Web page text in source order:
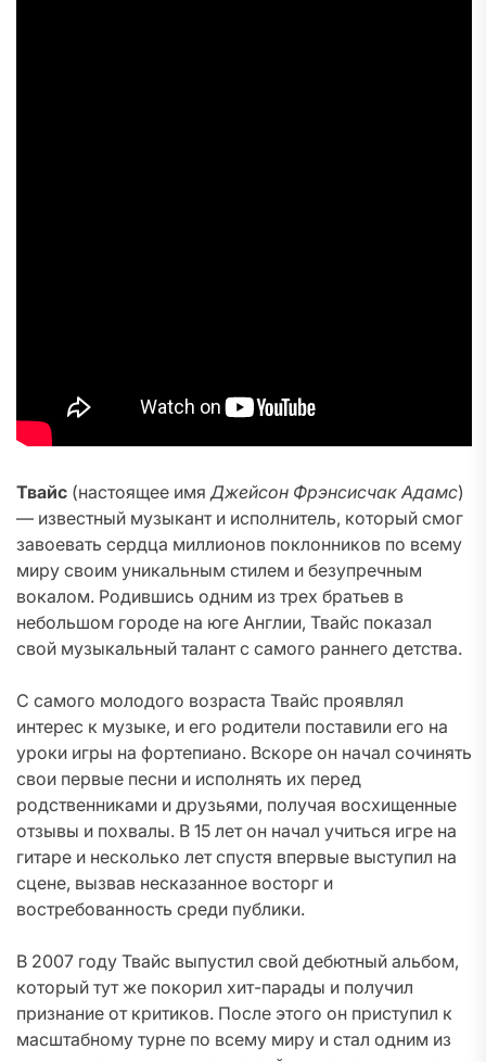
Твайс (настоящее имя Джейсон Фрэнсисчак Адамс)
— известный музыкант и исполнитель, который смог
завоевать сердца миллионов поклонников по всему
миру своим уникальным стилем и безупречным
вокалом. Родившись одним из трех братьев в
небольшом городе на юге Англии, Твайс показал
свой музыкальный талант с самого раннего детства.
С самого молодого возраста Твайс проявлял
интерес к музыке, и его родители поставили его на
уроки игры на фортепиано. Вскоре он начал сочинять
свои первые песни и исполнять их перед
родственниками и друзьями, получая восхищенные
отзывы и похвалы. В 15 лет он начал учиться игре на
гитаре и несколько лет спустя впервые выступил на
сцене, вызвав несказанное восторг и
востребованность среди публики.
В 2007 году Твайс выпустил свой дебютный альбом,
который тут же покорил хит-парады и получил
признание от критиков. После этого он приступил к
масштабному турне по всему миру и стал одним из